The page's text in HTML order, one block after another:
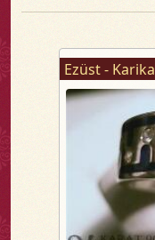
Ezüst -